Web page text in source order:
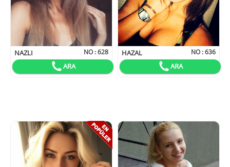
NAZLI NO :628
ARA
HAZAL NO :636
ARA